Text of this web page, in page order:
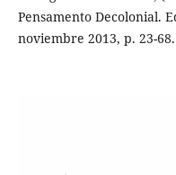
Pensamento Decolonial.
noviembre 2013, p. 23-68.